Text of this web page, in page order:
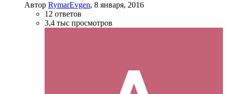
Автор RymarEvgen, 8 января, 2016
12 ответов
3,4 тыс просмотров